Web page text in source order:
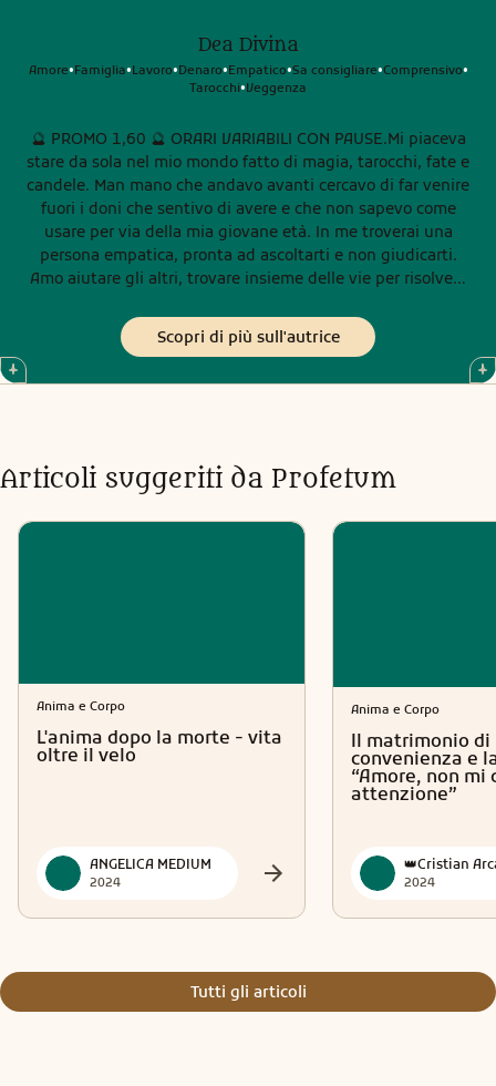
Dea Divina
Amore•Famiglia•Lavoro•Denaro•Empatico•Sa consigliare•Comprensivo•
Tarocchi•Veggenza
🔮 PROMO 1,60 🔮 ORARI VARIABILI CON PAUSE.Mi piaceva
stare da sola nel mio mondo fatto di magia, tarocchi, fate e
candele. Man mano che andavo avanti cercavo di far venire
fuori i doni che sentivo di avere e che non sapevo come
usare per via della mia giovane età. In me troverai una
persona empatica, pronta ad ascoltarti e non giudicarti.
Amo aiutare gli altri, trovare insieme delle vie per risolvere
sola/o. Chi si affida a me trova prima di tutto un’amica
sincera, diretta che ti dira’ in ogni caso la verità per il tuo
online tutti i giorni con comprensibili pause. I miei orari
possono variare. Contattami con fiducia. Un abbraccio di
Scopri di più sull'autrice
Articoli suggeriti da Profetum
Anima e Corpo
L'anima dopo la morte - vita
oltre il velo
ANGELICA MEDIUM
2024
Anima e Corpo
Il matrimonio di
convenienza e
“Amore, non mi
attenzione”
2024
Tutti gli articoli